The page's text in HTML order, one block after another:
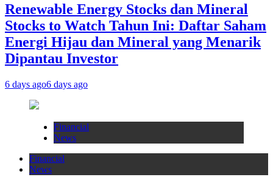
Renewable Energy Stocks dan Mineral
Stocks to Watch Tahun Ini: Daftar Saham
Energi Hijau dan Mineral yang Menarik
Dipantau Investor
6 days ago6 days ago
Financial
News
Financial
News